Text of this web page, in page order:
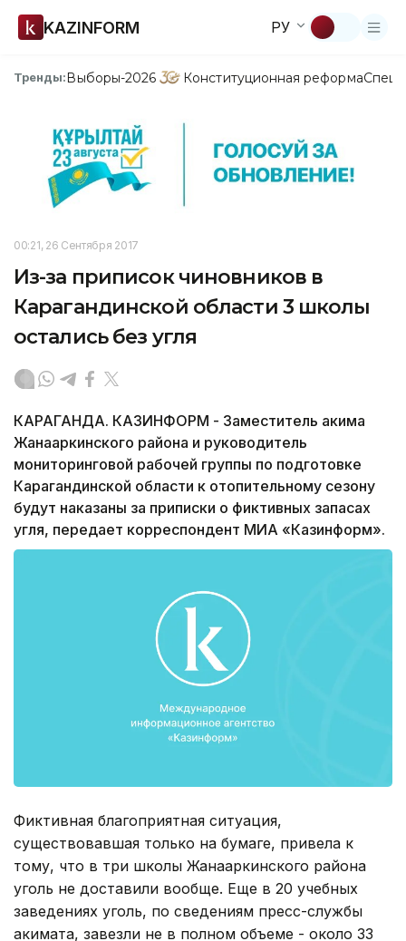
KAZINFORM РУ
Тренды:Выборы-2026 Конституционная реформа
00:21, 26 Сентября 2017
Из-за приписок чиновников в
Карагандинской области 3 школы
остались без угля
КАРАГАНДА. КАЗИНФОРМ - Заместитель акима
Жанааркинского района и руководитель
мониторинговой рабочей группы по подготовке
Карагандинской области к отопительному сезону
будут наказаны за приписки о фиктивных запасах
угля, передает корреспондент МИА «Казинформ».
Фиктивная благоприятная ситуация,
существовавшая только на бумаге, привела к
тому, что в три школы Жанааркинского района
уголь не доставили вообще. Еще в 20 учебных
заведениях уголь, по сведениям пресс-службы
акимата, завезли не в полном объеме - около 33